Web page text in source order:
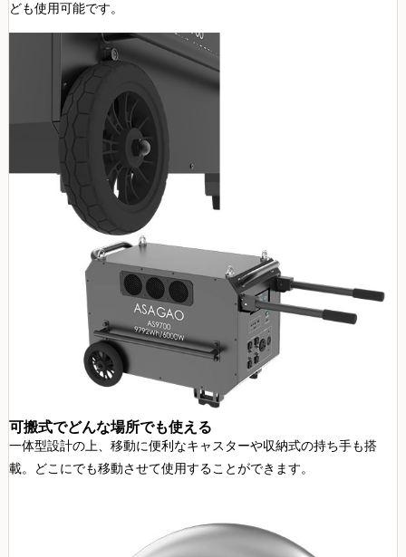
ども使用可能です。
可搬式でどんな場所でも使える
一体型設計の上、移動に便利なキャスターや収納式の持ち手も搭
載。どこにでも移動させて使用することができます。